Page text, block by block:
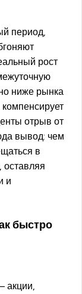
период,
рост
ниже рынка
отрыв от
вывод: чем
в
оставляя
и
быстро
акции,